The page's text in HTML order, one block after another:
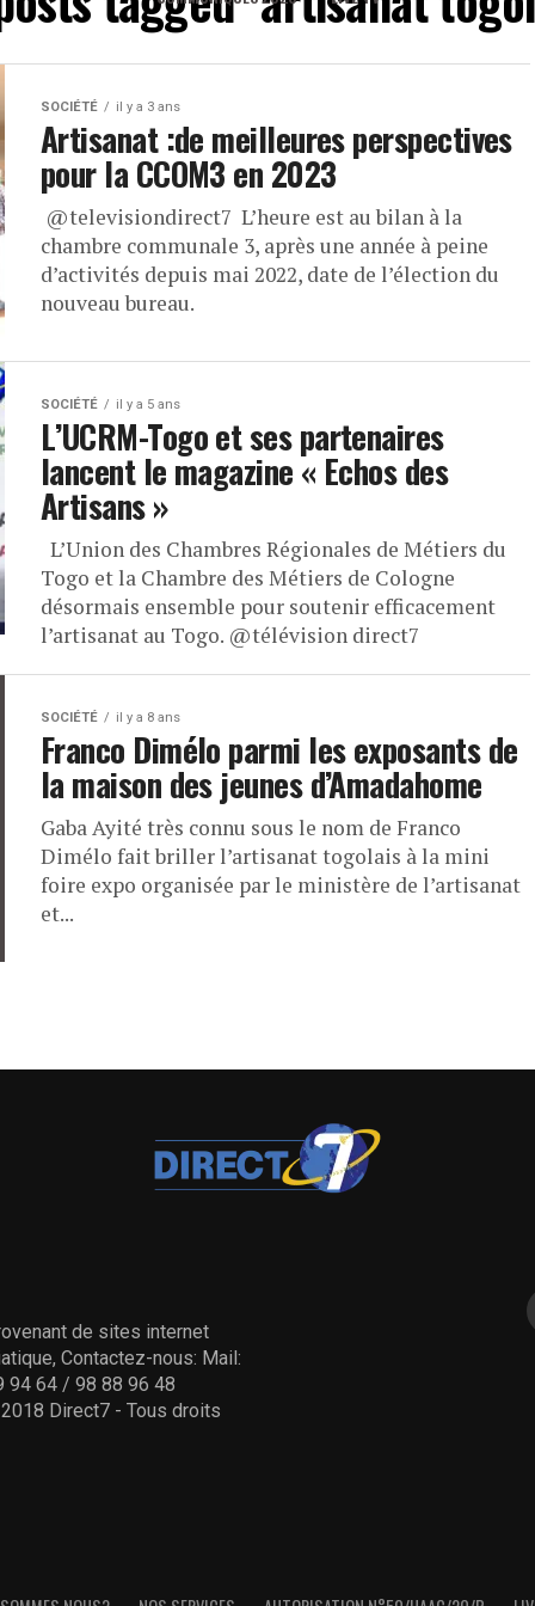
SOCIÉTÉ il y a 3 ans
Artisanat :de meilleures perspectives
pour la CCOM3 en 2023
​ @televisiondirect7 L’heure est au bilan à la
chambre communale 3, après une année à peine
d’activités depuis mai 2022, date de l’élection du
nouveau bureau.
SOCIÉTÉ il y a 5 ans
L’UCRM-Togo et ses partenaires
lancent le magazine « Echos des
Artisans »
L’Union des Chambres Régionales de Métiers du
Togo et la Chambre des Métiers de Cologne
désormais ensemble pour soutenir efficacement
l’artisanat au Togo. @télévision direct7
SOCIÉTÉ il y a 8 ans
Franco Dimélo parmi les exposants de
la maison des jeunes d’Amadahome
Gaba Ayité très connu sous le nom de Franco
Dimélo fait briller l’artisanat togolais à la mini
foire expo organisée par le ministère de l’artisanat
et...
de sites internet
Contactez-nous: Mail:
94 64 / 98 88 96 48
Direct7 - Tous droits